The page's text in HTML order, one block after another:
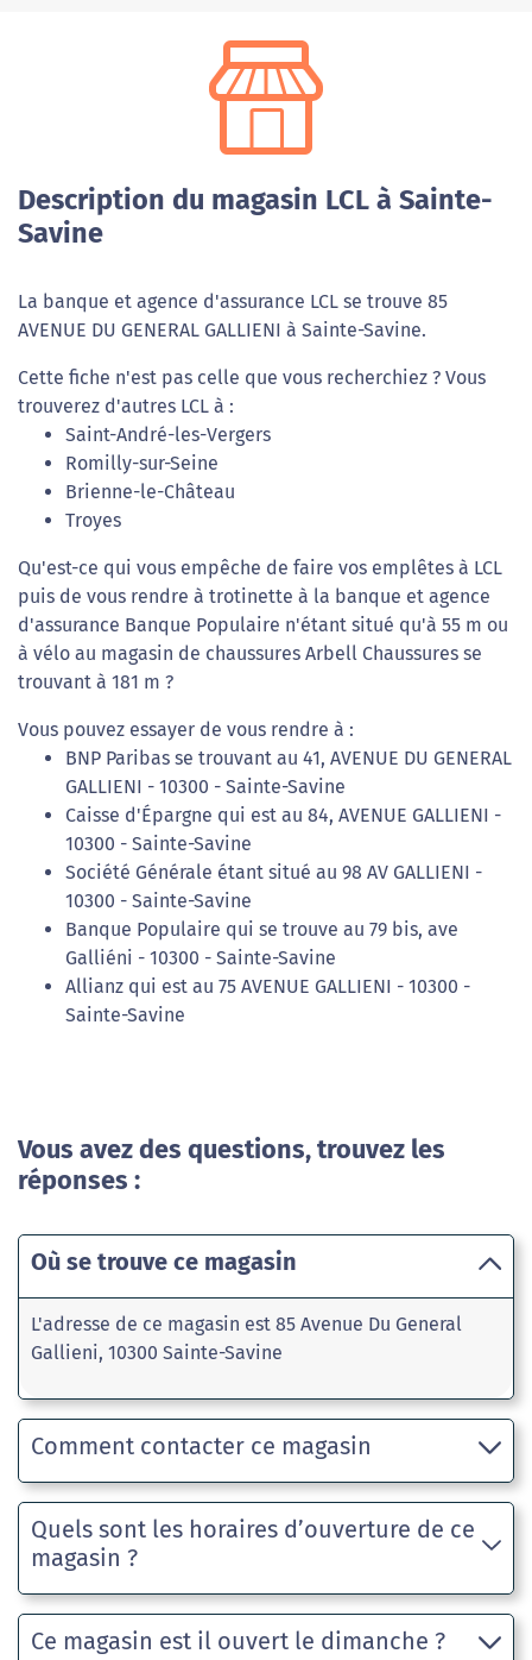
Description du magasin LCL à Sainte-
Savine
La banque et agence d'assurance LCL se trouve 85
AVENUE DU GENERAL GALLIENI à Sainte-Savine.
Cette fiche n'est pas celle que vous recherchiez ? Vous
trouverez d'autres LCL à :
Saint-André-les-Vergers
Romilly-sur-Seine
Brienne-le-Château
Troyes
Qu'est-ce qui vous empêche de faire vos emplêtes à LCL
puis de vous rendre à trotinette à la banque et agence
d'assurance Banque Populaire n'étant situé qu'à 55 m ou
à vélo au magasin de chaussures Arbell Chaussures se
trouvant à 181 m ?
Vous pouvez essayer de vous rendre à :
BNP Paribas se trouvant au 41, AVENUE DU GENERAL
GALLIENI - 10300 - Sainte-Savine
Caisse d'Épargne qui est au 84, AVENUE GALLIENI -
10300 - Sainte-Savine
Société Générale étant situé au 98 AV GALLIENI -
10300 - Sainte-Savine
Banque Populaire qui se trouve au 79 bis, ave
Galliéni - 10300 - Sainte-Savine
Allianz qui est au 75 AVENUE GALLIENI - 10300 -
Sainte-Savine
Vous avez des questions, trouvez les
réponses :
Où se trouve ce magasin
L'adresse de ce magasin est 85 Avenue Du General
Gallieni, 10300 Sainte-Savine
Comment contacter ce magasin
Quels sont les horaires d’ouverture de ce
magasin ?
Ce magasin est il ouvert le dimanche ?